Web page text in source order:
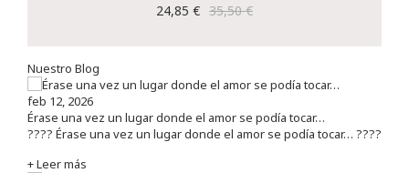
24,85 € 35,50 €
Nuestro Blog
feb 12, 2026
Érase una vez un lugar donde el amor se podía tocar…
???? Érase una vez un lugar donde el amor se podía tocar… ????
+ Leer más